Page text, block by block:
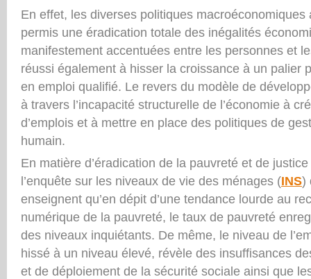
En effet, les diverses politiques macroéconomiques
permis une éradication totale des inégalités
manifestement accentuées entre les personnes et
réussi également à hisser la croissance à un palier
en emploi qualifié. Le revers du modèle de
à travers l’incapacité structurelle de l’économie à
d’emplois et à mettre en place des politiques de
humain.
En matière d’éradication de la pauvreté et de
l’enquête sur les niveaux de vie des ménages (INS)
enseignent qu’en dépit d’une tendance lourde au
numérique de la pauvreté, le taux de pauvreté
des niveaux inquiétants. De même, le niveau de
hissé à un niveau élevé, révèle des insuffisances
et de déploiement de la sécurité sociale ainsi que